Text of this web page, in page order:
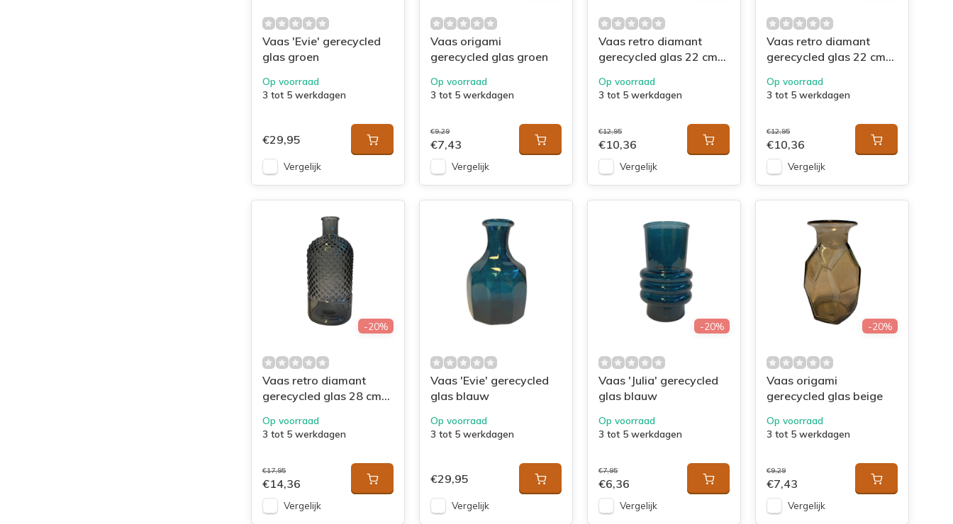
Vaas 'Evie' gerecycled
glas groen
Op voorraad
3 tot 5 werkdagen
€29,95
Vergelijk
Vaas origami
gerecycled glas groen
Op voorraad
3 tot 5 werkdagen
€9,29
€7,43
Vergelijk
Vaas retro diamant
gerecycled glas 22 cm
Op voorraad
3 tot 5 werkdagen
€12,95
€10,36
Vergelijk
Vaas retro diamant
gerecycled glas 22 cm
Op voorraad
3 tot 5 werkdagen
€12,95
€10,36
Vergelijk
-20%
Vaas retro diamant
gerecycled glas 28 cm
Op voorraad
3 tot 5 werkdagen
€17,95
€14,36
Vergelijk
Vaas 'Evie' gerecycled
glas blauw
Op voorraad
3 tot 5 werkdagen
€29,95
Vergelijk
-20%
Vaas 'Julia' gerecycled
glas blauw
Op voorraad
3 tot 5 werkdagen
€7,95
€6,36
Vergelijk
-20%
Vaas origami
gerecycled glas beige
Op voorraad
3 tot 5 werkdagen
€9,29
€7,43
Vergelijk